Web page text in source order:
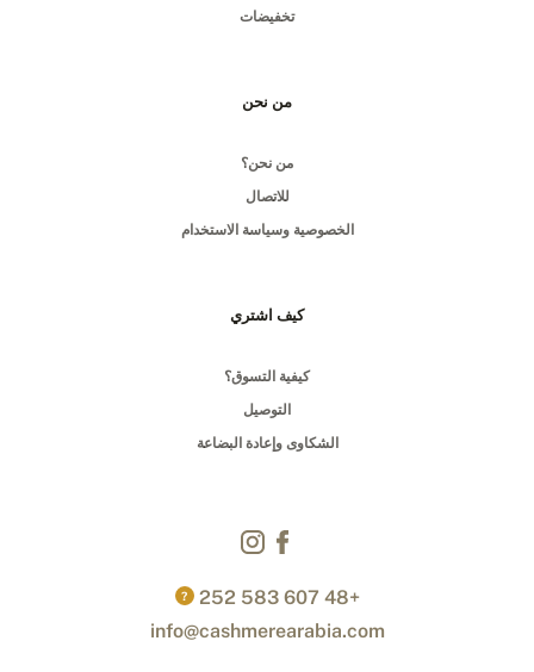
تخفيضات
من نحن
من نحن؟
للاتصال
الخصوصية وسياسة الاستخدام
كيف اشتري
كيفية التسوق؟
التوصيل
الشكاوى وإعادة البضاعة
+48 607 583 252
?
info@cashmerearabia.com